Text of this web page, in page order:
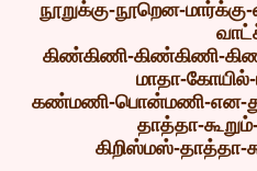
நூறுக்கு-நூறென-
கிண்கிணி-கிண்கிணி-
மாதா-
கண்மணி-பொன்மணி-என-
தாத்தா-
கிறிஸ்மஸ்-தாத்தா-